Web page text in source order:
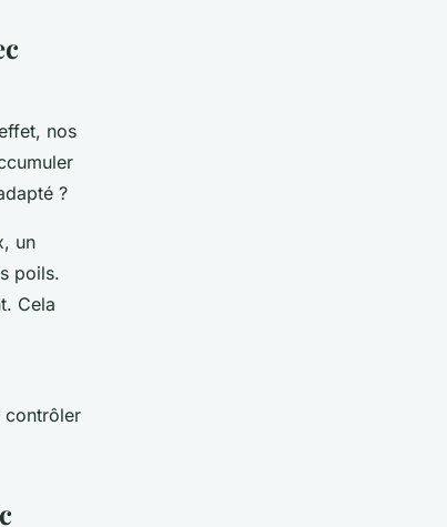
nos
?
un
poils.
Cela
contrôler